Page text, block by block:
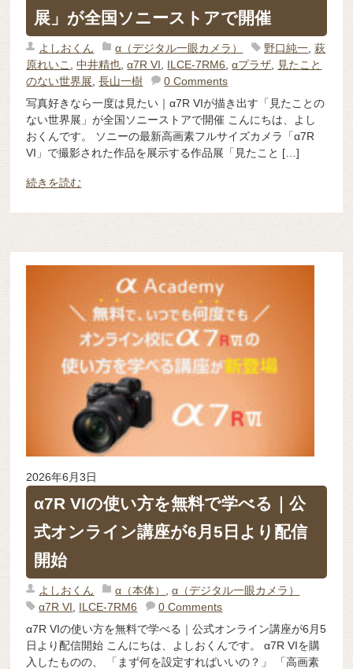
展」が全国ソニーストアで開催
よしおくん α（デジタル一眼カメラ） 野口純一,萩
原れいこ ,中井精也,α7R VI, ILCE-7RM6,αプラザ, 見たこと
のない世界展,長山一樹
0 Comments
写真好きなら一度は見たい｜α7R VIが描き出す「見たことの
ない世界展」が全国ソニーストアで開催 こんにちは、よし
おくんです。 ソニーの最新高画素フルサイズカメラ「α7R
VI」で撮影された作品を展示する作品展「見たこと […]
続きを読む
2026年6月3日
α7R VIの使い方を無料で学べる｜公
式オンライン講座が6月5日より配信
開始
よしおくん α（本体） ,α（デジタル一眼カメラ）
α7R VI
ILCE-7RM6
0 Comments
α7R VIの使い方を無料で学べる｜公式オンライン講座が6月5
日より配信開始 こんにちは、よしおくんです。 α7R VIを購
入したものの、 「まず何を設定すればいいの？」 「高画素